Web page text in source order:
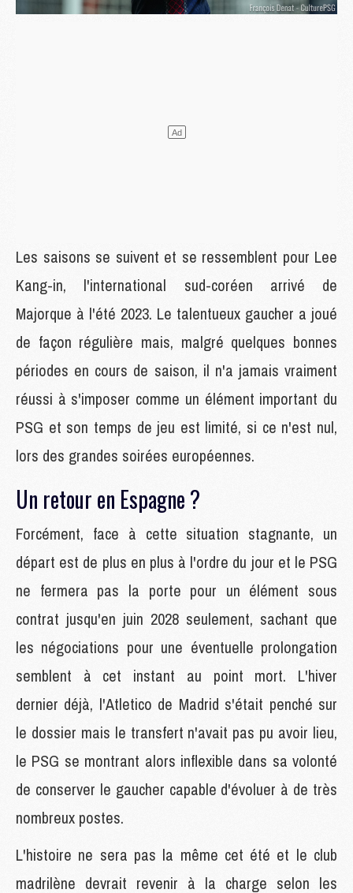
Les saisons se suivent et se ressemblent pour Lee
Kang-in, l'international sud-coréen arrivé de
Majorque à l'été 2023. Le talentueux gaucher a joué
de façon régulière mais, malgré quelques bonnes
périodes en cours de saison, il n'a jamais vraiment
réussi à s'imposer comme un élément important du
PSG et son temps de jeu est limité, si ce n'est nul,
lors des grandes soirées européennes.
Un retour en Espagne ?
Forcément, face à cette situation stagnante, un
départ est de plus en plus à l'ordre du jour et le PSG
ne fermera pas la porte pour un élément sous
contrat jusqu'en juin 2028 seulement, sachant que
les négociations pour une éventuelle prolongation
semblent à cet instant au point mort. L'hiver
dernier déjà, l'Atletico de Madrid s'était penché sur
le dossier mais le transfert n'avait pas pu avoir lieu,
le PSG se montrant alors inflexible dans sa volonté
de conserver le gaucher capable d'évoluer à de très
nombreux postes.
L'histoire ne sera pas la même cet été et le club
madrilène devrait revenir à la charge selon les